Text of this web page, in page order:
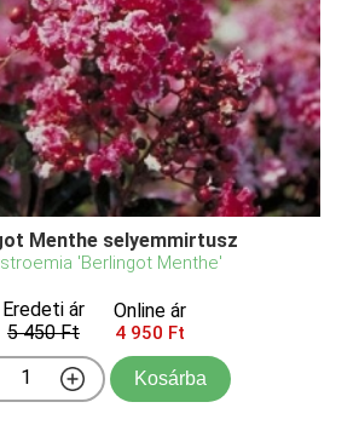
Menthe selyemmirtusz
'Berlingot Menthe'
Eredeti ár
5 450 Ft
Online ár
4 950 Ft
Kosárba